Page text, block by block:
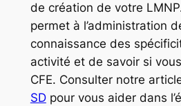
de création de votre
permet à l’administration
connaissance des
activité et de savoir si
CFE. Consulter notre
SD pour vous aider dans